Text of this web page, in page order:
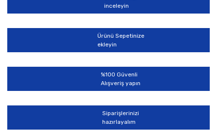
Yorum Yaz
Ürün resmi kalitesiz, bozuk veya görüntülenemiyor.
Ürün açıklamasında eksik bilgiler bulunuyor.
Ürün bilgilerinde hatalar bulunuyor.
Ürün fiyatı diğer sitelerden daha pahalı.
Bu ürüne benzer farklı alternatifler olmalı.
Gönder
inceleyin
Ürünü Sepetinize
ekleyin
%100 Güvenli
Alışveriş yapın
Siparişlerinizi
hazırlayalım